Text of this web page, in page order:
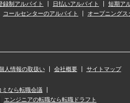
録制アルバイト 日払いアルバイト
短期ア
コールセンターのアルバイト
オープニングス
人情報の取扱い 会社概要 サイトマップ
ミなら転職会議
エンジニアの転職なら転職ドラフト